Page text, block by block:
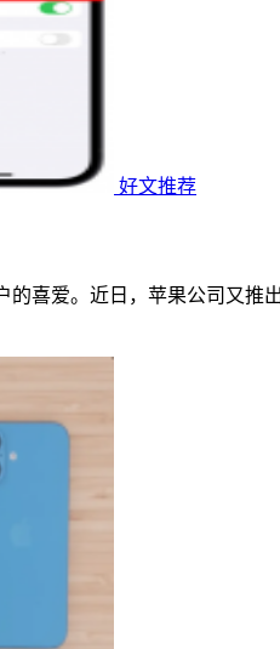
好文推荐
的喜爱。近日，苹果公司又